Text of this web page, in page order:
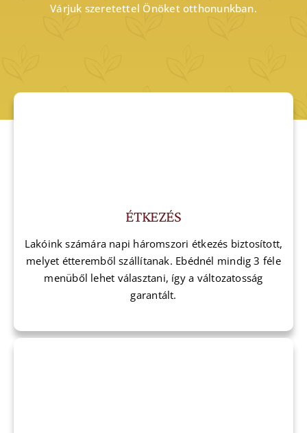
Várjuk szeretettel Önöket otthonunkban.
ÉTKEZÉS
Lakóink számára napi háromszori étkezés biztosított,
melyet étteremből szállítanak. Ebédnél mindig 3 féle
menüből lehet választani, így a változatosság
garantált.